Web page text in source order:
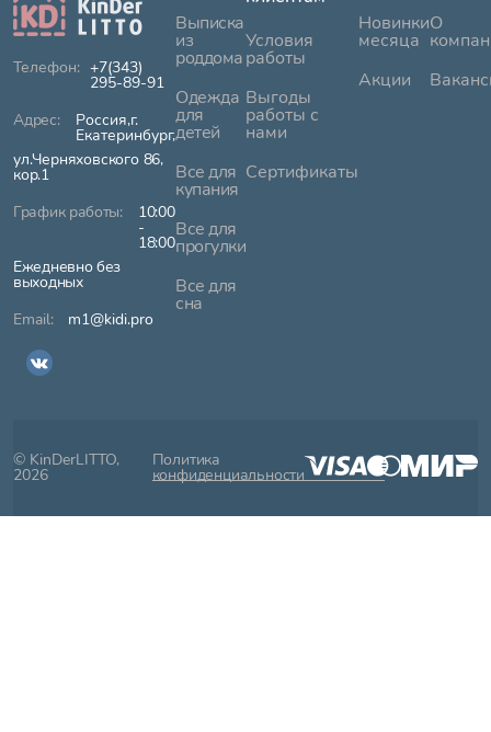
+7(343)
295-89-91
Россия,г.
Екатеринбург,
ул.Черняховского 86,
кор.1
10:00
-
18:00
Ежедневно без
выходных
m1@kidi.pro
Выписка
из
роддома
Одежда
для
детей
Все для
купания
Все для
прогулки
Все для
сна
Условия
работы
Выгоды
работы с
нами
Сертификаты
Новинки
месяца
Акции
О
© KinDerLITTO,
2026
Политика
конфиденциальности